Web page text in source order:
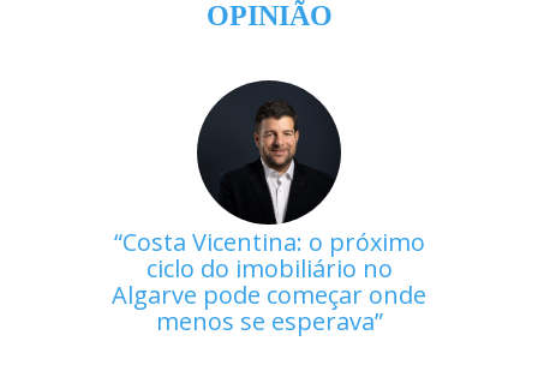
OPINIÃO
Costa Vicentina: o próximo
ciclo do imobiliário no
Algarve pode começar onde
menos se esperava